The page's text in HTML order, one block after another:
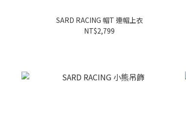
SARD RACING 帽T 連帽上衣
NT$2,799